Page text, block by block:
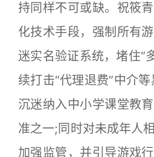
持同样不可或缺。祝筱
化技术手段，强制所有
迷实名验证系统，堵住“
续打击“代理退费”中介
沉迷纳入中小学课堂教
准之一;同时对未成年人
加强监管，并引导游戏